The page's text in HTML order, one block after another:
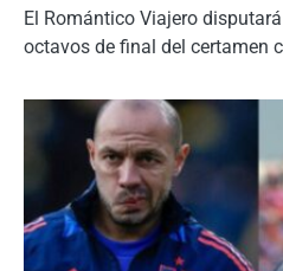
El Romántico Viajero
octavos de final del certamen